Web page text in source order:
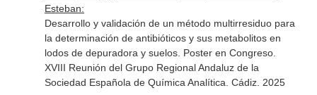
Esteban:
Desarrollo y validación de un método multirresiduo para
la determinación de antibióticos y sus metabolitos en
lodos de depuradora y suelos. Poster en Congreso.
XVIII Reunión del Grupo Regional Andaluz de la
Sociedad Española de Química Analítica. Cádiz. 2025